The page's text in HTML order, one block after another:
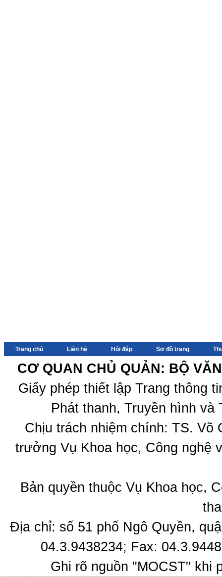
Trang chủ Liên hệ Hỏi đáp Sơ đồ trang
CƠ QUAN CHỦ QUẢN: BỘ
Giấy phép thiết lập Trang thông
Phát thanh, Truyền hình
Chịu trách nhiệm chính: TS.
trưởng Vụ Khoa học, Công nghệ
Bản quyền thuộc Vụ Khoa học,
Địa chỉ: số 51 phố Ngô Quyền,
04.3.9438234; Fax:
Ghi rõ nguồn "MOCST" khi